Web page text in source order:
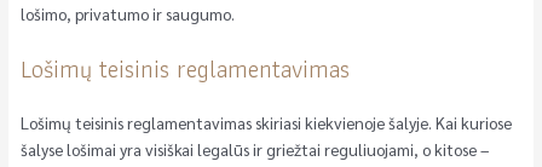
lošimo, privatumo ir saugumo.
Lošimų teisinis reglamentavimas
Lošimų teisinis reglamentavimas skiriasi kiekvienoje šalyje. Kai kuriose
šalyse lošimai yra visiškai legalūs ir griežtai reguliuojami, o kitose –